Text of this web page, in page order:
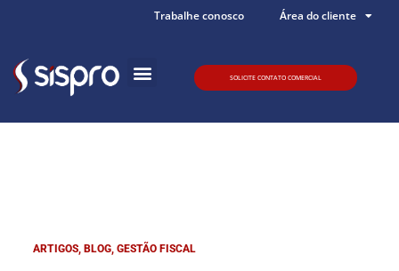
Trabalhe conosco Área do cliente
SOLICITE CONTATO COMERCIAL
ARTIGOS ,BLOG ,GESTÃO FISCAL